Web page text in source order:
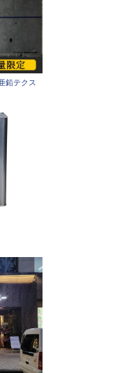
鉛テクス